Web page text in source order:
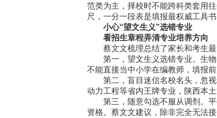
范类为主，择校时不能跨科类套用
尺，一分一段表是填报最权威工具
小心“望文生义”选错专业
看招生章程弄清专业培养方向
蔡文文梳理总结了家长和考生最
第一，望文生义选错专业。生物
不能直接当中小学在编教师，填报
第二，盲目迷信名校名头，忽视
动力工程等省内王牌专业，陕西本
第三，随意勾选不服从调剂。平
资格。蔡文文建议，除非完全无法